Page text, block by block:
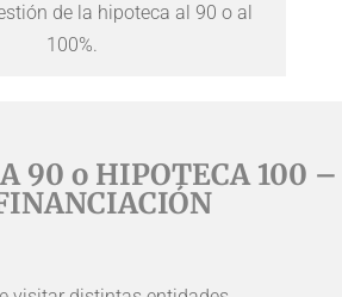
de la hipoteca al 90 o al
100%.
90 o HIPOTECA 100 –